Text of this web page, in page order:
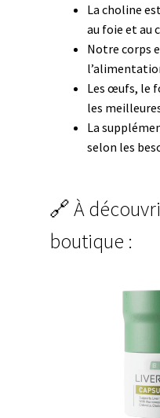
La choline
au foie et au
Notre corps
Les œufs, le
les
La
selon les
🔗 À
boutique :